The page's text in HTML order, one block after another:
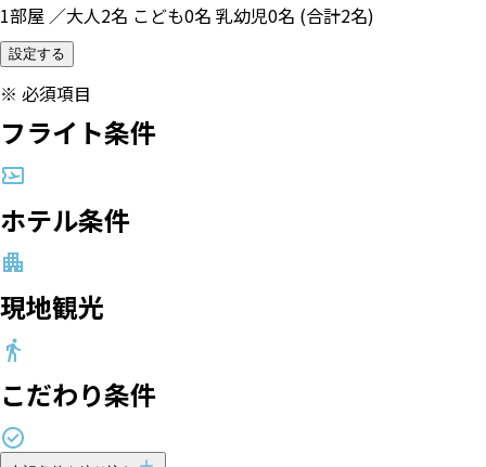
1部屋 ／大人2名 こども0名 乳幼児0名 (合計2名)
設定する
※ 必須項目
フライト条件
ホテル条件
現地観光
こだわり条件